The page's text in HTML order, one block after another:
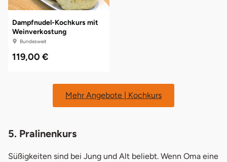
Dampfnudel-Kochkurs mit
Weinverkostung
online[at]HOME
Bundesweit
119,00 €
Mehr Angebote | Kochkurs
5. Pralinenkurs
Süßigkeiten sind bei Jung und Alt beliebt. Wenn Oma eine